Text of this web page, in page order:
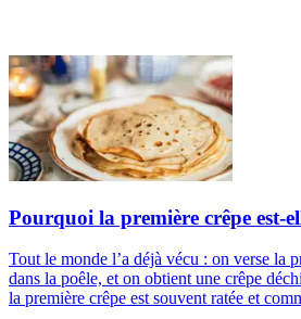
Pourquoi la première crêpe est-
Tout le monde l’a déjà vécu : on verse la
dans la poêle, et on obtient une crêpe
la première crêpe est souvent ratée et